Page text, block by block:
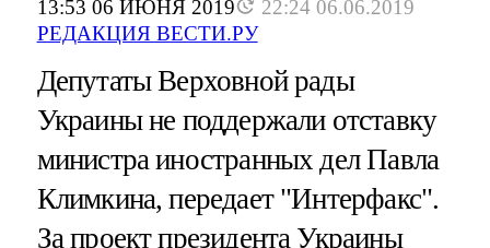
13:53 06 ИЮНЯ 2019
22:24 06.06.2019
РЕДАКЦИЯ ВЕСТИ.РУ
Депутаты Верховной рады
Украины не поддержали отставку
министра иностранных дел Павла
Климкина, передает "Интерфакс".
За проект президента Украины